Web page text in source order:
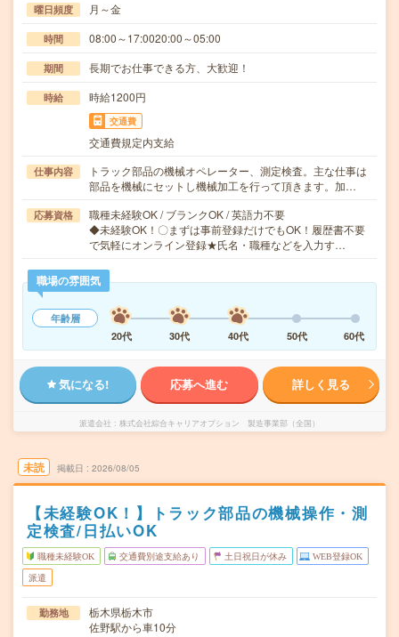
曜日頻度 月～金
時間 08:00～17:0020:00～05:00
期間 長期でお仕事できる方、大歓迎！
時給 時給1200円
交通費
交通費規定内支給
仕事内容
トラック部品の機械オペレーター、測定検査。主な仕事は
部品を機械にセットし機械加工を行って頂きます。加…
応募資格
職種未経験OK / ブランクOK / 英語力不要
◆未経験OK！〇まずは事前登録だけでもOK！履歴書不要
で気軽にオンライン登録★氏名・職種などを入力す…
職場の雰囲気
年齢層
20代
30代 40代 50代 60代
気になる! 応募へ進む 詳しく見る
派遣会社 株式会社綜合キャリアオプション 製造事業部（全国）
未読 掲載日 2026/08/05
【未経験OK！】トラック部品の機械操作・測
定検査/日払いOK
職種未経験OK 交通費別途支給あり 土日祝日が休み WEB登録OK
派遣
勤務地
栃木県栃木市
佐野駅から車10分